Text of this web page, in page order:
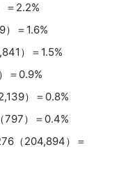
＝2.2%
＝1.6%
）＝1.5%
＝0.9%
）＝0.8%
797）＝0.4%
（204,894）＝